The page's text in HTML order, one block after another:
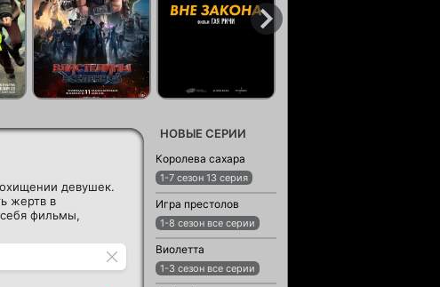
девушек.
жертв в
фильмы,
НОВЫЕ СЕРИИ
Королева сахара
1-7 сезон 13 серия
Игра престолов
1-8 сезон все серии
Виолетта
1-3 сезон все серии